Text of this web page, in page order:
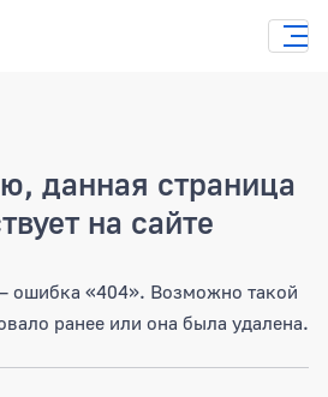
данная страница
на сайте
ошибка «404». Возможно такой
ранее или она была удалена.